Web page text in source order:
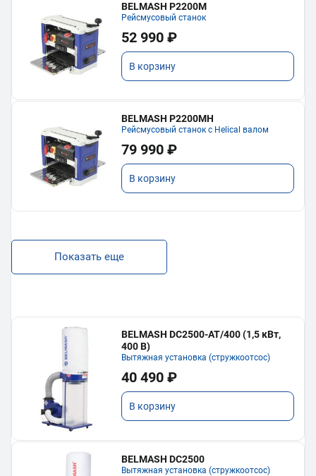
BELMASH P2200M
Рейсмусовый станок
52 990 ₽
В корзину
BELMASH P2200MH
Рейсмусовый станок с Helical валом
79 990 ₽
В корзину
Показать еще
BELMASH DC2500-AT/400 (1,5 кВт,
400 В)
Вытяжная установка (стружкоотсос)
40 490 ₽
В корзину
BELMASH DC2500
Вытяжная установка (стружкоотсос)